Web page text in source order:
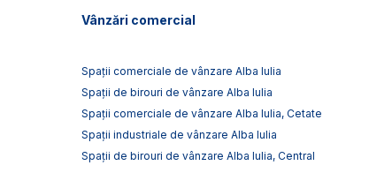
Vânzări comercial
Spații comerciale de vânzare Alba Iulia
Spații de birouri de vânzare Alba Iulia
Spații comerciale de vânzare Alba Iulia, Cetate
Spații industriale de vânzare Alba Iulia
Spații de birouri de vânzare Alba Iulia, Central